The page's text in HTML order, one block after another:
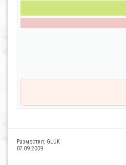
Разместил: GLUK
07.09.2009